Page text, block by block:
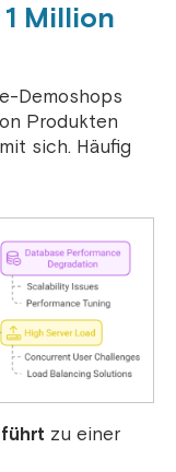
Million
Demoshops
Produkten
sich. Häufig
zu einer